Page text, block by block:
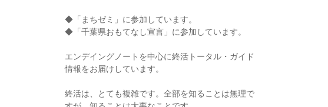
◆「まちゼミ」に参加しています。
◆「千葉県おもてなし宣言」に参加しています。
エンデイングノートを中心に終活トータル・ガイド
情報をお届けしています。
終活は、とても複雑です。全部を知ることは無理で